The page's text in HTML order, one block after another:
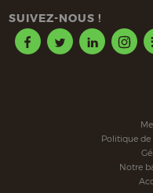
SUIVEZ-NOUS !
Politique
Notre